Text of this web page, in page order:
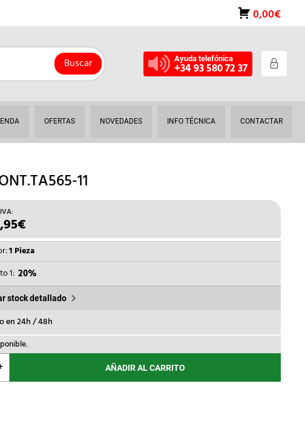
0,00€
Buscar Ayuda telefónica
+34 93 580 72 37
OFERTAS NOVEDADES INFO TÉCNICA CONTACTAR
11
€EL
PRECIO
ACTUAL
ES:
5,95€.
1 Pieza
1: 20%
stock detallado
en 24h / 48h
AÑADIR AL CARRITO